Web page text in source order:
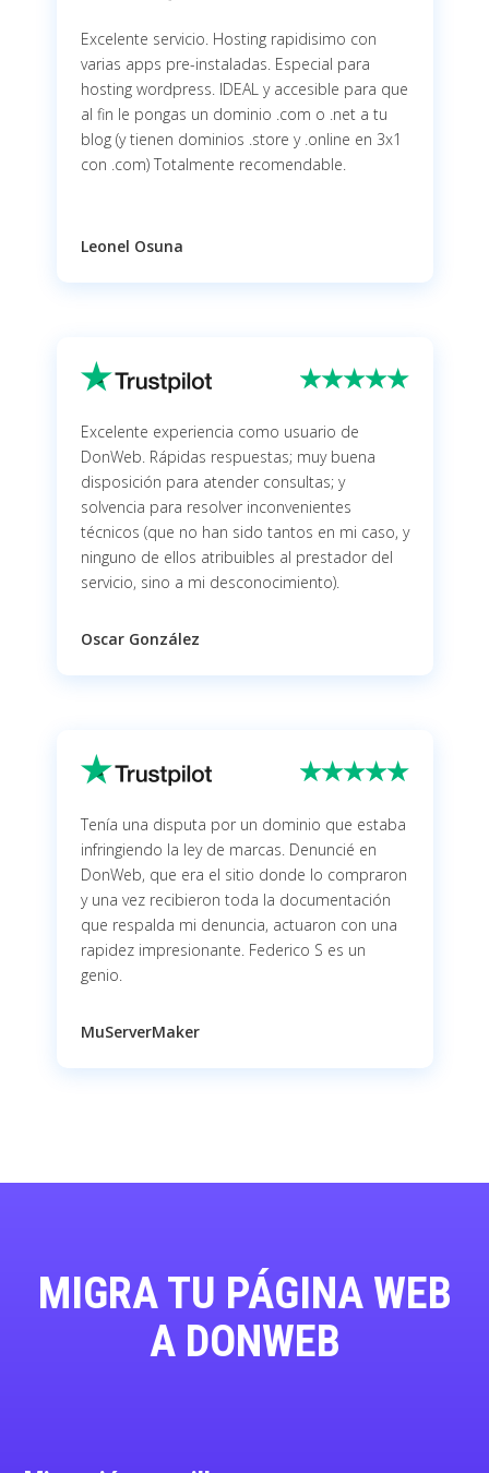
Excelente servicio. Hosting rapidisimo con
varias apps pre-instaladas. Especial para
hosting wordpress. IDEAL y accesible para que
al fin le pongas un dominio .com o .net a tu
blog (y tienen dominios .store y .online en 3x1
con .com) Totalmente recomendable.
Leonel Osuna
Excelente experiencia como usuario de
DonWeb. Rápidas respuestas; muy buena
disposición para atender consultas; y
solvencia para resolver inconvenientes
técnicos (que no han sido tantos en mi caso, y
ninguno de ellos atribuibles al prestador del
servicio, sino a mi desconocimiento).
Oscar González
Tenía una disputa por un dominio que estaba
infringiendo la ley de marcas. Denuncié en
DonWeb, que era el sitio donde lo compraron
y una vez recibieron toda la documentación
que respalda mi denuncia, actuaron con una
rapidez impresionante. Federico S es un
genio.
MuServerMaker
MIGRA TU PÁGINA WEB
A DONWEB